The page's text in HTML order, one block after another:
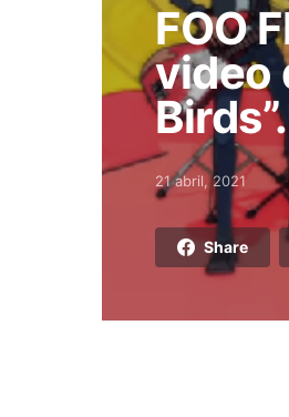
FOO
video
Birds”.
Posted on
21 abril, 2021
Share